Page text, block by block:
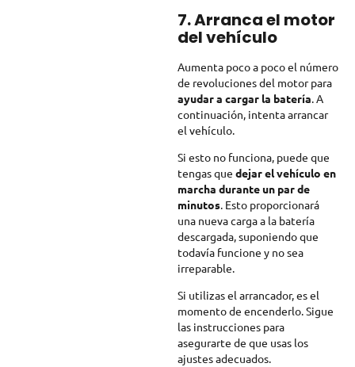
7. Arranca el motor
del vehículo
Aumenta poco a poco el número
de revoluciones del motor para
ayudar a cargar la batería . A
continuación, intenta arrancar
el vehículo.
Si esto no funciona, puede que
tengas que dejar el vehículo en
marcha durante un par de
minutos. Esto proporcionará
una nueva carga a la batería
descargada, suponiendo que
todavía funcione y no sea
irreparable.
Si utilizas el arrancador, es el
momento de encenderlo. Sigue
las instrucciones para
asegurarte de que usas los
ajustes adecuados.